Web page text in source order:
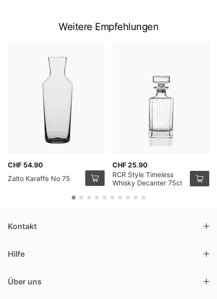
Weitere Empfehlungen
CHF 54.90
Zalto Karaffe No 75
CHF 25.90
RCR Style Timeless
Whisky Decanter 75cl
Kontakt
Nüschelerstrasse 35
Schweiz
Hilfe
Über uns